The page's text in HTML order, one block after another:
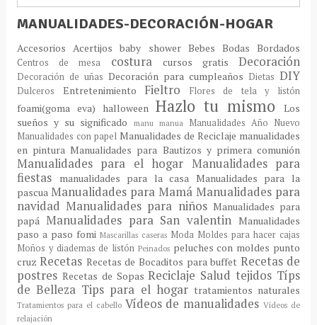
MANUALIDADES-DECORACIÓN-HOGAR
AccesoriosAcertijosbaby shower Bebes BodasBordados
Centros de mesa costura cursos gratisDecoración
Decoración de uñas Decoración para cumpleaños DietasDIY
Dulceros Entretenimiento Fieltro Flores de tela y listón
foami(goma eva) halloween Hazlo tu mismoLos
sueños y su significado
manu manua Manualidades Año Nuevo
Manualidades con papel Manualidades de Reciclaje manualidades
en pinturaManualidades para Bautizos y primera comunión
Manualidades para el hogar Manualidades para
fiestas
manualidades para la casa Manualidades para la
pascua Manualidades para MamáManualidades para
navidadManualidades para niños Manualidades para
papá Manualidades para San valentinManualidades
paso a paso fomi Mascarillas caseras Moda Moldes para hacer cajas
Moños y diademas de listón Peinados peluches con moldes punto
cruzRecetas Recetas de Bocaditos para buffet Recetas de
postres Recetas de SopasReciclaje Saludtejidos Típs
de Belleza Tips para el hogar tratamientos naturales
Tratamientos para el cabello Vídeos de manualidadesVídeos de
relajación